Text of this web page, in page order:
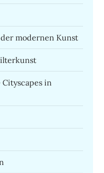
modernen Kunst
Cityscapes in